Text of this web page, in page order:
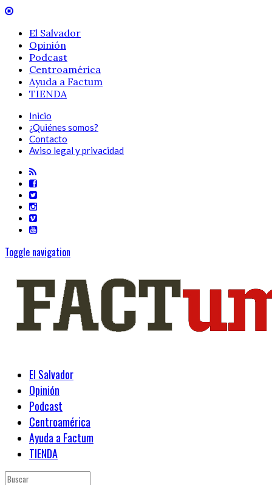
El Salvador
Opinión
Podcast
Centroamérica
Ayuda a Factum
TIENDA
Inicio
¿Quiénes somos?
Contacto
Aviso legal y privacidad
Toggle navigation
El Salvador
Opinión
Podcast
Centroamérica
Ayuda a Factum
TIENDA